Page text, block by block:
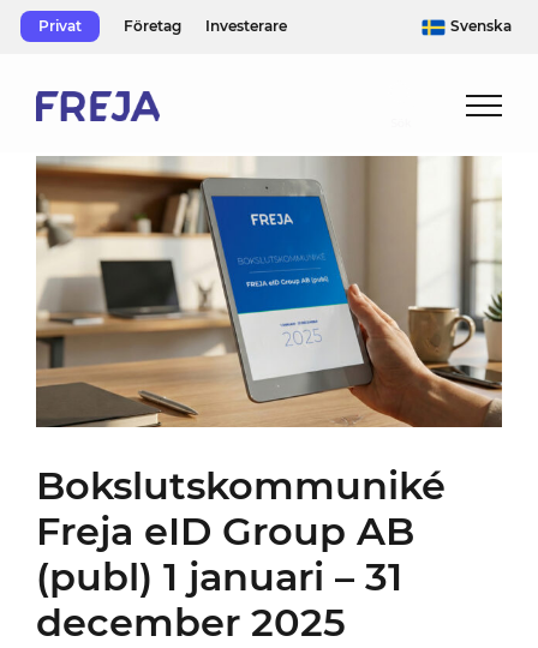
SkipPrivat Företag Investerare Svenska
Bokslutskommuniké
Freja eID Group AB
(publ) 1 januari – 31
december 2025